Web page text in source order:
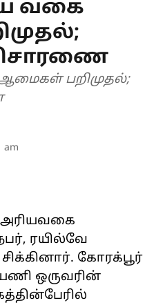
வகை
ஆமைகள் பறிமுதல்;
am
அரியவகை
ரயில்வே
கோரக்பூர்
ஒருவரின்